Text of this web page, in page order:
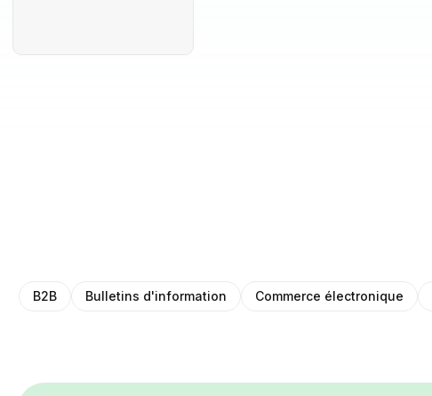
B2B Bulletins d'information Commerce électronique